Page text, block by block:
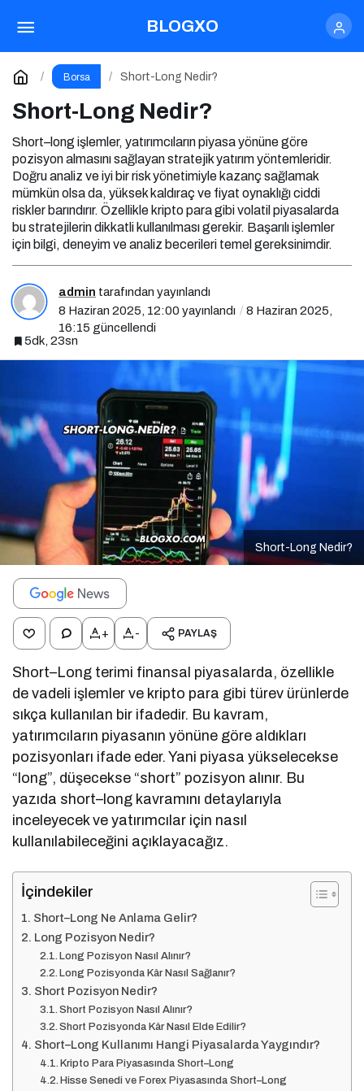
BLOGXO
Borsa Short-Long Nedir?
Short-Long Nedir?
Short–long işlemler, yatırımcıların piyasa yönüne göre
pozisyon almasını sağlayan stratejik yatırım yöntemleridir.
Doğru analiz ve iyi bir risk yönetimiyle kazanç sağlamak
mümkün olsa da, yüksek kaldıraç ve fiyat oynaklığı ciddi
riskler barındırır. Özellikle kripto para gibi volatil piyasalarda
bu stratejilerin dikkatli kullanılması gerekir. Başarılı işlemler
için bilgi, deneyim ve analiz becerileri temel gereksinimdir.
admin tarafından yayınlandı
8 Haziran 2025, 12:00 yayınlandı
8 Haziran 2025,
16:15 güncellendi
5dk, 23sn
Short-Long Nedir?
+ - PAYLAŞ
Short–Long terimi finansal piyasalarda, özellikle
de vadeli işlemler ve kripto para gibi türev ürünlerde
sıkça kullanılan bir ifadedir. Bu kavram,
yatırımcıların piyasanın yönüne göre aldıkları
pozisyonları ifade eder. Yani piyasa yükselecekse
“long”, düşecekse “short” pozisyon alınır. Bu
yazıda short–long kavramını detaylarıyla
inceleyecek ve yatırımcılar için nasıl
kullanılabileceğini açıklayacağız.
İçindekiler
Short–Long Ne Anlama Gelir?
Long Pozisyon Nedir?
Long Pozisyon Nasıl Alınır?
Long Pozisyonda Kâr Nasıl Sağlanır?
Short Pozisyon Nedir?
Short Pozisyon Nasıl Alınır?
Short Pozisyonda Kâr Nasıl Elde Edilir?
Short–Long Kullanımı Hangi Piyasalarda Yaygındır?
Kripto Para Piyasasında Short–Long
Hisse Senedi ve Forex Piyasasında Short–Long
Short-Long Nedir?